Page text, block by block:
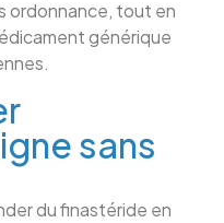
ordonnance, tout en
générique
sans
du finastéride en